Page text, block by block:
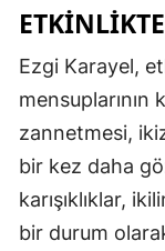
Ezgi Karayel,
mensuplarının
zannetmesi,
bir kez daha
karışıklıklar,
bir durum